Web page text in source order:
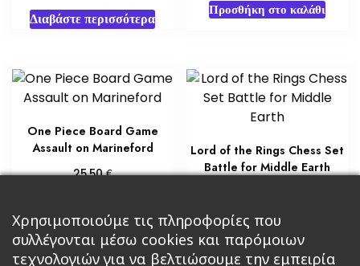
Διαβάστε περισσότερα
Προσθήκη στο καλάθι
One Piece Board Game
Assault on Marineford
25,50€
Διαβάστε περισσότερα
Lord of the Rings Chess Set
Battle for Middle Earth
Διαβάστε περισσότερα
Χρησιμοποιούμε τις πληροφορίες που
συλλέγονται μέσω cookies και παρόμοιων
τεχνολογιών για να βελτιώσουμε την εμπειρία